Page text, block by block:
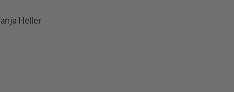
Heller